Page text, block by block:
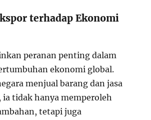
terhadap Ekonomi
peranan penting dalam
ekonomi global.
menjual barang dan jasa
ia tidak hanya memperoleh
tetapi juga